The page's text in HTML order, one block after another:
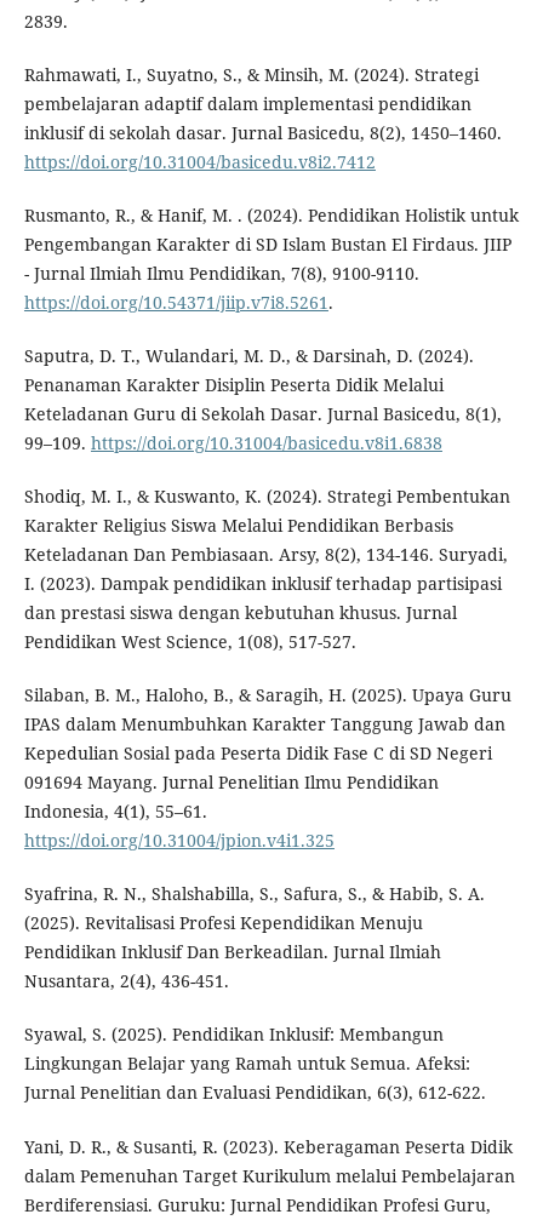
2839.
Rahmawati, I., Suyatno, S., & Minsih, M. (2024). Strategi
pembelajaran adaptif dalam implementasi pendidikan
inklusif di sekolah dasar. Jurnal Basicedu, 8(2), 1450–1460.
https://doi.org/10.31004/basicedu.v8i2.7412
Rusmanto, R., & Hanif, M. . (2024). Pendidikan Holistik untuk
Pengembangan Karakter di SD Islam Bustan El Firdaus. JIIP
- Jurnal Ilmiah Ilmu Pendidikan, 7(8), 9100-9110.
https://doi.org/10.54371/jiip.v7i8.5261.
Saputra, D. T., Wulandari, M. D., & Darsinah, D. (2024).
Penanaman Karakter Disiplin Peserta Didik Melalui
Keteladanan Guru di Sekolah Dasar. Jurnal Basicedu, 8(1),
99–109. https://doi.org/10.31004/basicedu.v8i1.6838
Shodiq, M. I., & Kuswanto, K. (2024). Strategi Pembentukan
Karakter Religius Siswa Melalui Pendidikan Berbasis
Keteladanan Dan Pembiasaan. Arsy, 8(2), 134-146. Suryadi,
I. (2023). Dampak pendidikan inklusif terhadap partisipasi
dan prestasi siswa dengan kebutuhan khusus. Jurnal
Pendidikan West Science, 1(08), 517-527.
Silaban, B. M., Haloho, B., & Saragih, H. (2025). Upaya Guru
IPAS dalam Menumbuhkan Karakter Tanggung Jawab dan
Kepedulian Sosial pada Peserta Didik Fase C di SD Negeri
091694 Mayang. Jurnal Penelitian Ilmu Pendidikan
Indonesia, 4(1), 55–61.
https://doi.org/10.31004/jpion.v4i1.325
Syafrina, R. N., Shalshabilla, S., Safura, S., & Habib, S. A.
(2025). Revitalisasi Profesi Kependidikan Menuju
Pendidikan Inklusif Dan Berkeadilan. Jurnal Ilmiah
Nusantara, 2(4), 436-451.
Syawal, S. (2025). Pendidikan Inklusif: Membangun
Lingkungan Belajar yang Ramah untuk Semua. Afeksi:
Jurnal Penelitian dan Evaluasi Pendidikan, 6(3), 612-622.
Yani, D. R., & Susanti, R. (2023). Keberagaman Peserta Didik
dalam Pemenuhan Target Kurikulum melalui Pembelajaran
Berdiferensiasi. Guruku: Jurnal Pendidikan Profesi Guru,